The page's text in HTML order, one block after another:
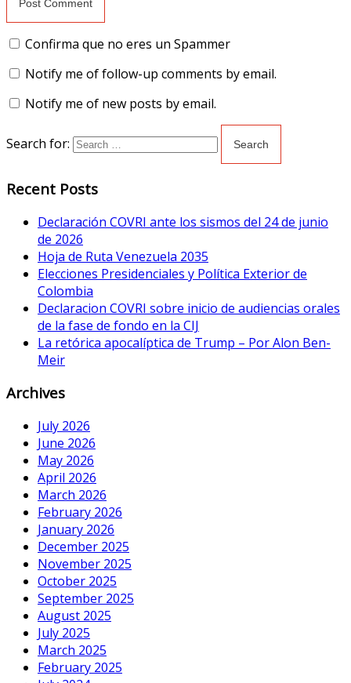
Confirma que no eres un Spammer
Notify me of follow-up comments by email.
Notify me of new posts by email.
Search for:
Recent Posts
Declaración COVRI ante los sismos del 24 de junio
de 2026
Hoja de Ruta Venezuela 2035
Elecciones Presidenciales y Política Exterior de
Colombia
Declaracion COVRI sobre inicio de audiencias orales
de la fase de fondo en la CIJ
La retórica apocalíptica de Trump – Por Alon Ben-
Meir
Archives
July 2026
June 2026
May 2026
April 2026
March 2026
February 2026
January 2026
December 2025
November 2025
October 2025
September 2025
August 2025
July 2025
March 2025
February 2025